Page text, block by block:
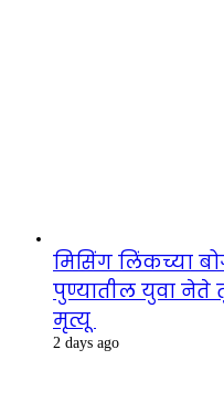
मिसिंग लिंकच्या
पुण्यातील युवा नेते
मृत्यू
2 days ago